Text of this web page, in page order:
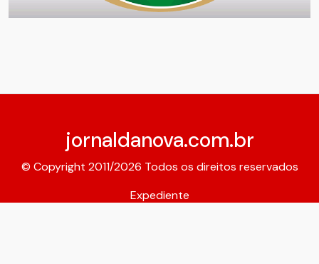
jornaldanova.com.br
© Copyright 2011/2026 Todos os direitos reservados
Expediente